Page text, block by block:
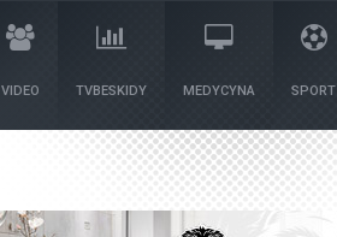
VIDEO TVBESKIDY MEDYCYNA SPORT